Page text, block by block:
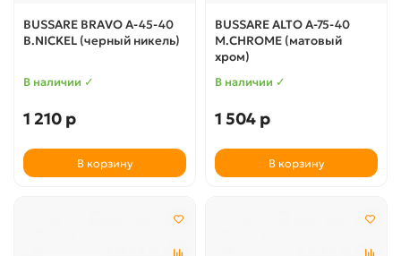
BUSSARE BRAVO A-45-40
B.NICKEL (черный никель)
В наличии ✓
1 210 р
В корзину
BUSSARE ALTO A-75-40
M.CHROME (матовый
хром)
В наличии ✓
1 504 р
В корзину